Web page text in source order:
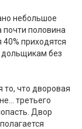
небольшое
почти половина
приходятся
дольщикам без
то, что дворовая
третьего
Двор